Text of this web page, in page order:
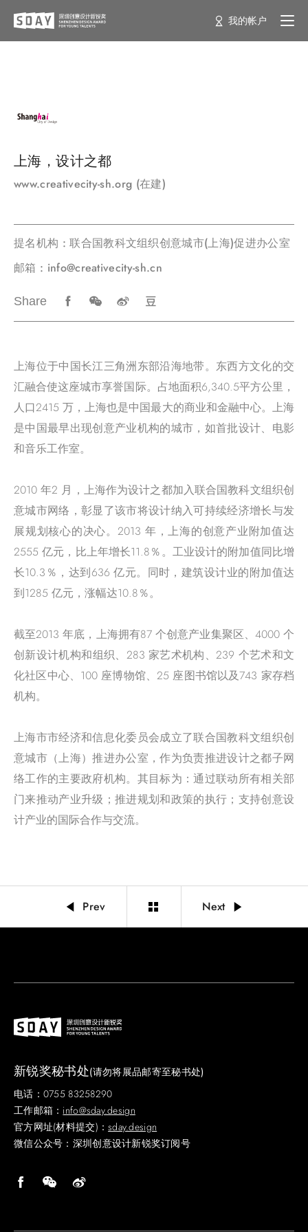
我的帐户
上海，设计之都
www.creativecity-sh.org (在建)
提名机构 : 联合国教科文组织创意城市(上海)促进办公室
邮箱 : info@creativecity-sh.cn
Share
上海位于中国长江三角洲东部沿海地带。东西方文化的交
汇融合使这座城市享誉国际。占地面积6,340.5平方公里，
人口2415 万，上海也是中国最大的商业和金融中心。上海
是中国最早出现创意产业机构的城市，如首批设计、电影
和音乐工作室。
2010 年2 月，上海作为设计之都加入联合国教科文组织创
意城市网络，彰显了该市将设计纳入可持续经济增长与发
展规划核心的决心。2013 年，上海的创意产业附加值达
2555 亿元，比上年增长11.8％。工业设计的附加值同比增
长10.3％，达到636 亿元。同时，建筑设计业的附加值达
到1285 亿元，涨幅达10.8％。
截至2013 年底，上海拥有87 个创意产业集聚区、4000 个
创新设计机构和组织、283 家艺术机构、239 个艺术和文
化社区中心、100 座博物馆、25 座图书馆以及743 家存档
机构。
上海市市经济和信息化委员会成立了联合国教科文组织创
意城市（上海）推进办公室，作为负责推进设计之都子网
络工作的主要政府机构。其目标为：通过联动所有相关部
门来推动产业升级；推进规划和政策的执行；支持创意设
计产业的国际合作与交流。
Prev Next
新锐奖秘书处(请勿将展品邮寄至秘书处)
电话：0755 83258290
工作邮箱： info@sday.design
官方网址(材料提交)：sday.design
微信公众号：深圳创意设计新锐奖订阅号